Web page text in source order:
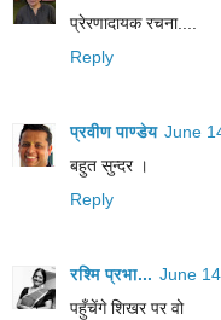
प्रेरणादायक रचना....
Reply
प्रवीण पाण्डेय June
बहुत सुन्दर ।
Reply
रश्मि प्रभा... June
पहुँचेंगे शिखर पर वो